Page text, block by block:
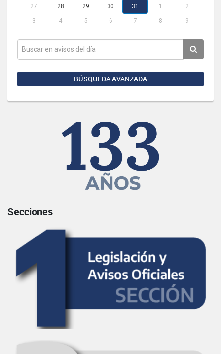
27 28 29 30 31 1 2
3 4 5 6 7 8 9
BÚSQUEDA AVANZADA
Secciones